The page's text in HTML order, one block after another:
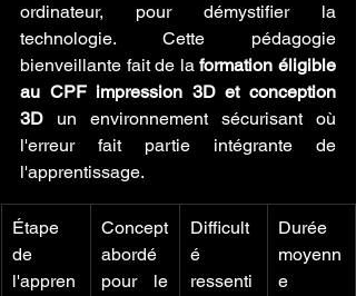
ordinateur, pour démystifier la
technologie. Cette pédagogie
bienveillante fait de la formation éligible
au CPF impression 3D et conception
3D un environnement sécurisant où
l'erreur fait partie intégrante de
l'apprentissage.
Étape
de
l'appren
Concept
abordé
pour le
Difficult
é
ressenti
Durée
moyenn
e